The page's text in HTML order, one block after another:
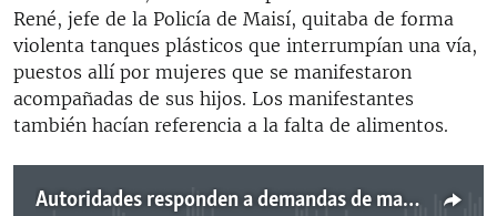
René, jefe de la Policía de Maisí, quitaba de forma
violenta tanques plásticos que interrumpían una vía,
puestos allí por mujeres que se manifestaron
acompañadas de sus hijos. Los manifestantes
también hacían referencia a la falta de alimentos.
Autoridades responden a demandas de manifestantes en comunidad guantanamera